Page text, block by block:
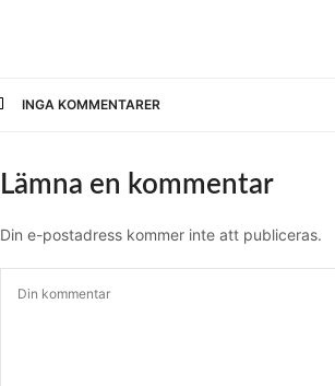
INGA KOMMENTARER
Lämna en kommentar
Din e-postadress kommer inte att publiceras.